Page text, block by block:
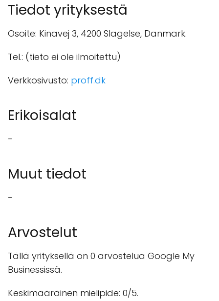
Tiedot yrityksestä
Osoite: Kinavej 3, 4200 Slagelse, Danmark.
Tel.: (tieto ei ole ilmoitettu)
Verkkosivusto: proff.dk
Erikoisalat
-
Muut tiedot
-
Arvostelut
Tällä yrityksellä on 0 arvostelua Google My
Businessissä.
Keskimääräinen mielipide: 0/5.